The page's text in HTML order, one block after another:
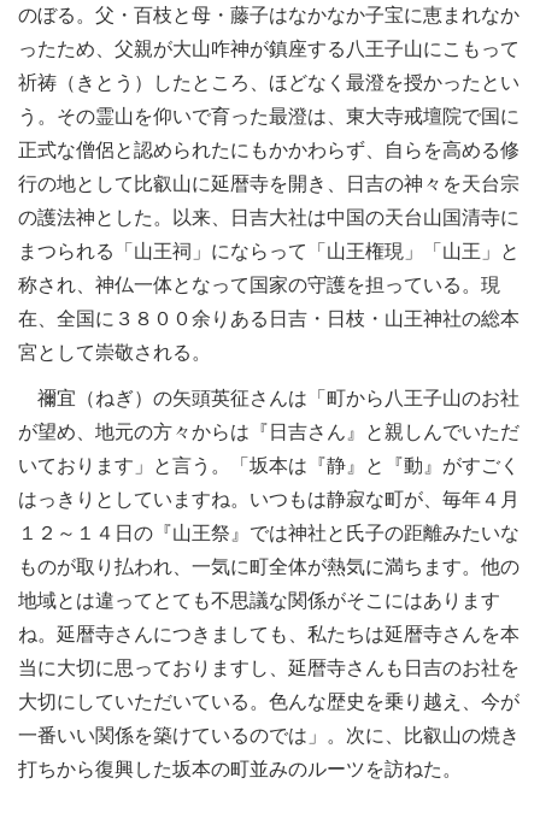
のぼる。父・百枝と母・藤子はなかなか子宝に恵まれなか
ったため、父親が大山咋神が鎮座する八王子山にこもって
祈祷（きとう）したところ、ほどなく最澄を授かったとい
う。その霊山を仰いで育った最澄は、東大寺戒壇院で国に
正式な僧侶と認められたにもかかわらず、自らを高める修
行の地として比叡山に延暦寺を開き、日吉の神々を天台宗
の護法神とした。以来、日吉大社は中国の天台山国清寺に
まつられる「山王祠」にならって「山王権現」「山王」と
称され、神仏一体となって国家の守護を担っている。現
在、全国に３８００余りある日吉・日枝・山王神社の総本
宮として崇敬される。
禰宜（ねぎ）の矢頭英征さんは「町から八王子山のお社
が望め、地元の方々からは『日吉さん』と親しんでいただ
いております」と言う。「坂本は『静』と『動』がすごく
はっきりとしていますね。いつもは静寂な町が、毎年４月
１２～１４日の『山王祭』では神社と氏子の距離みたいな
ものが取り払われ、一気に町全体が熱気に満ちます。他の
地域とは違ってとても不思議な関係がそこにはあります
ね。延暦寺さんにつきましても、私たちは延暦寺さんを本
当に大切に思っておりますし、延暦寺さんも日吉のお社を
大切にしていただいている。色んな歴史を乗り越え、今が
一番いい関係を築けているのでは」。次に、比叡山の焼き
打ちから復興した坂本の町並みのルーツを訪ねた。